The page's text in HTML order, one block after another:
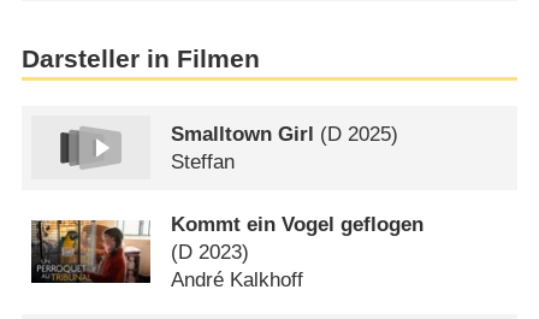
Darsteller in Filmen
Smalltown Girl (D 2025)
Steffan
Kommt ein Vogel geflogen
(D 2023)
André Kalkhoff